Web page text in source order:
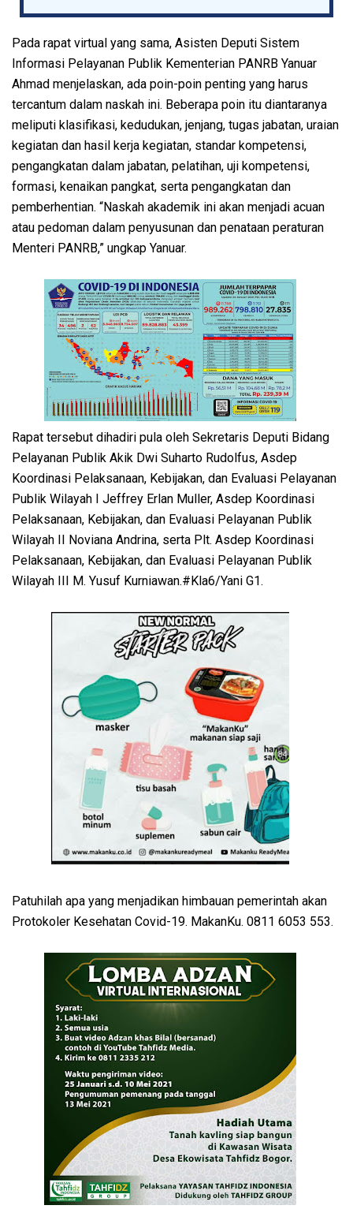
Pada rapat virtual yang sama, Asisten Deputi Sistem
Informasi Pelayanan Publik Kementerian PANRB Yanuar
Ahmad menjelaskan, ada poin-poin penting yang harus
tercantum dalam naskah ini. Beberapa poin itu diantaranya
meliputi klasifikasi, kedudukan, jenjang, tugas jabatan, uraian
kegiatan dan hasil kerja kegiatan, standar kompetensi,
pengangkatan dalam jabatan, pelatihan, uji kompetensi,
formasi, kenaikan pangkat, serta pengangkatan dan
pemberhentian. “Naskah akademik ini akan menjadi acuan
atau pedoman dalam penyusunan dan penataan peraturan
Menteri PANRB,” ungkap Yanuar.
Rapat tersebut dihadiri pula oleh Sekretaris Deputi Bidang
Pelayanan Publik Akik Dwi Suharto Rudolfus, Asdep
Koordinasi Pelaksanaan, Kebijakan, dan Evaluasi Pelayanan
Publik Wilayah I Jeffrey Erlan Muller, Asdep Koordinasi
Pelaksanaan, Kebijakan, dan Evaluasi Pelayanan Publik
Wilayah II Noviana Andrina, serta Plt. Asdep Koordinasi
Pelaksanaan, Kebijakan, dan Evaluasi Pelayanan Publik
Wilayah III M. Yusuf Kurniawan.#Kla6/Yani G1.
Patuhilah apa yang menjadikan himbauan pemerintah akan
Protokoler Kesehatan Covid-19. MakanKu. 0811 6053 553.